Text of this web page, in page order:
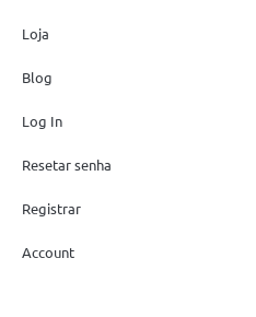
Loja
Blog
Log In
Resetar senha
Registrar
Account